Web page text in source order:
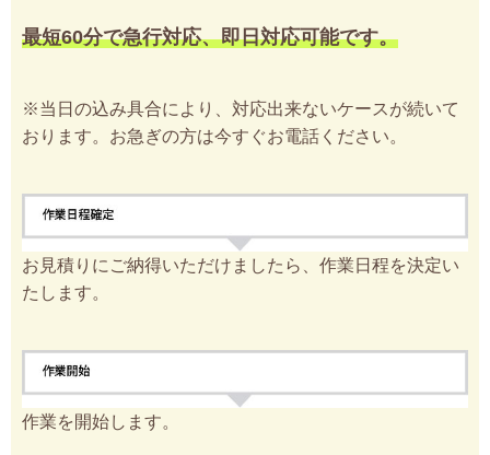
最短60分で急行対応、即日対応可能です。
※当日の込み具合により、対応出来ないケースが続いて
おります。お急ぎの方は今すぐお電話ください。
お見積りにご納得いただけましたら、作業日程を決定い
たします。
作業を開始します。